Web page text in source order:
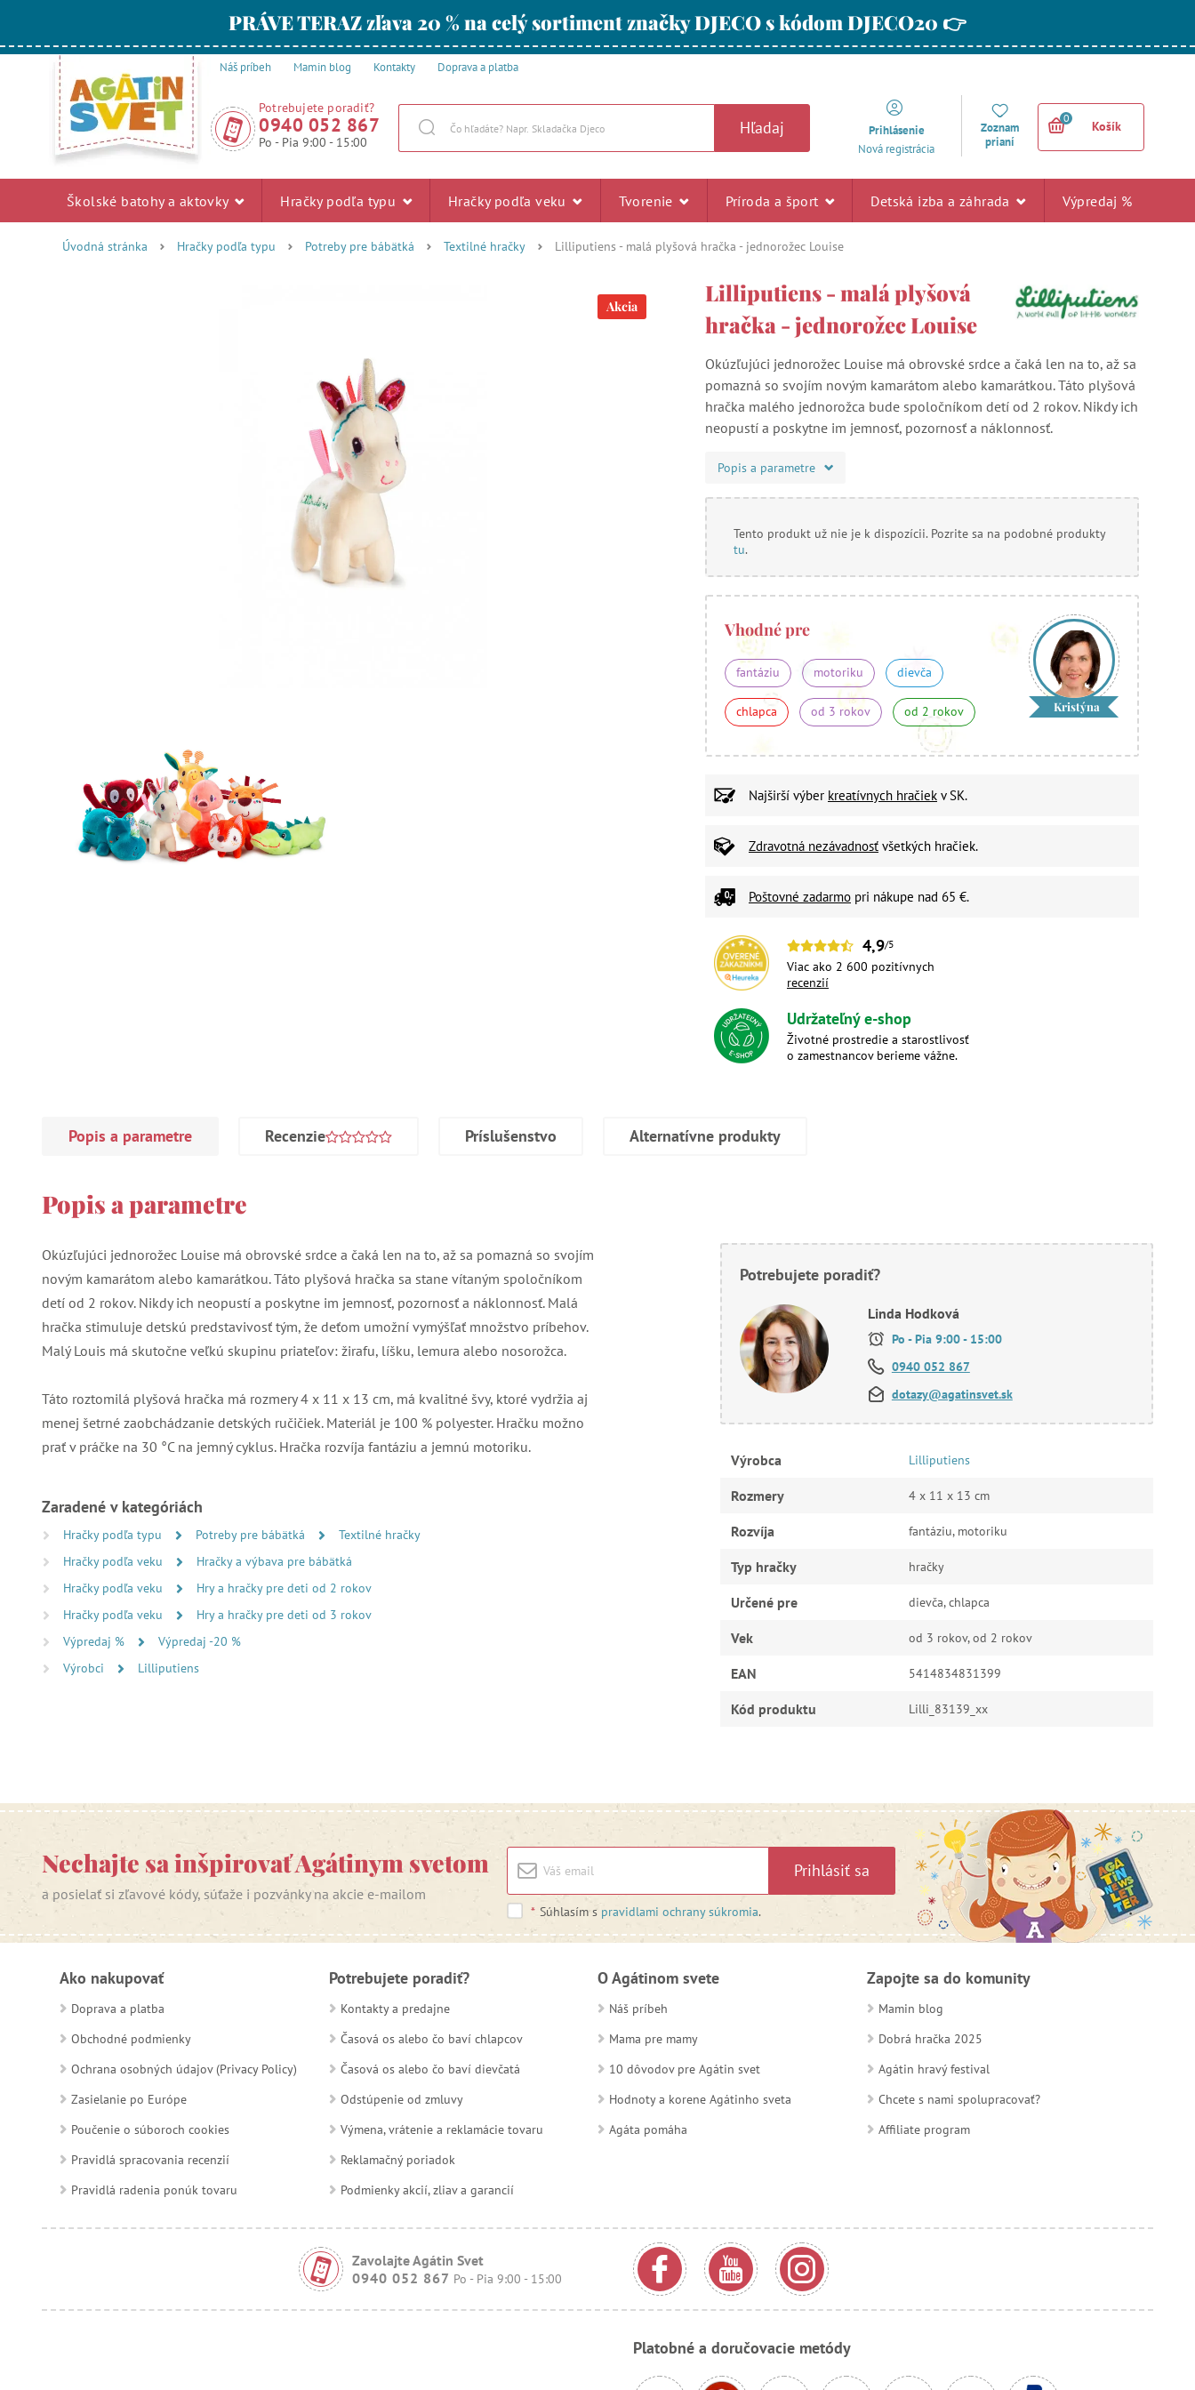
PRÁVE TERAZ zľava 20 % na celý sortiment značky DJECO s kódom DJECO20 👉
Náš príbeh Mamin blog Kontakty Doprava a platba
Potrebujete poradiť?
0940 052 867
Po - Pia 9:00 - 15:00
Hľadaj
Prihlásenie
Nová registrácia
Zoznam
prianí
0
Košík
Školské batohy a aktovky Hračky podľa typu Hračky podľa veku Tvorenie Príroda a šport Detská izba a záhrada Výpredaj %
Úvodná stránka Hračky podľa typu Potreby pre bábätká Textilné hračky Lilliputiens - malá plyšová hračka - jednorožec Louise
Akcia
Lilliputiens - malá plyšová
hračka - jednorožec Louise
Okúzľujúci jednorožec Louise má obrovské srdce a čaká len na to, až sa
pomazná so svojím novým kamarátom alebo kamarátkou. Táto plyšová
hračka malého jednorožca bude spoločníkom detí od 2 rokov. Nikdy ich
neopustí a poskytne im jemnosť, pozornosť a náklonnosť.
Popis a parametre
Tento produkt už nie je k dispozícii. Pozrite sa na podobné produkty
tu.
Vhodné pre
fantáziu motoriku dievča
chlapca od 3 rokov od 2 rokov Kristýna
Najširší výber kreatívnych hračiek v SK.
Zdravotná nezávadnosť všetkých hračiek.
Poštovné zadarmo pri nákupe nad 65 €.
4,9/5
Viac ako 2 600 pozitívnych
recenzií
Udržateľný e-shop
Životné prostredie a starostlivosť
o zamestnancov berieme vážne.
Popis a parametre Recenzie Príslušenstvo Alternatívne produkty
Popis a parametre
Okúzľujúci jednorožec Louise má obrovské srdce a čaká len na to, až sa pomazná so svojím
novým kamarátom alebo kamarátkou. Táto plyšová hračka sa stane vítaným spoločníkom
detí od 2 rokov. Nikdy ich neopustí a poskytne im jemnosť, pozornosť a náklonnosť. Malá
hračka stimuluje detskú predstavivosť tým, že deťom umožní vymýšľať množstvo príbehov.
Malý Louis má skutočne veľkú skupinu priateľov: žirafu, líšku, lemura alebo nosorožca.
Táto roztomilá plyšová hračka má rozmery 4 x 11 x 13 cm, má kvalitné švy, ktoré vydržia aj
menej šetrné zaobchádzanie detských ručičiek. Materiál je 100 % polyester. Hračku možno
prať v práčke na 30 °C na jemný cyklus. Hračka rozvíja fantáziu a jemnú motoriku.
Zaradené v kategóriách
Hračky podľa typu Potreby pre bábätká
Textilné hračky
Hračky podľa veku
Hračky a výbava pre bábätká
Hračky podľa veku
Hry a hračky pre deti od 2 rokov
Hračky podľa veku
Hry a hračky pre deti od 3 rokov
Výpredaj %
Výpredaj -20 %
Výrobci
Lilliputiens
Potrebujete poradiť?
Linda Hodková
Po - Pia 9:00 - 15:00
0940 052 867
dotazy@agatinsvet.sk
Výrobca Lilliputiens
Rozmery 4 x 11 x 13 cm
Rozvíja fantáziu, motoriku
Typ hračky hračky
Určené pre dievča, chlapca
Vek od 3 rokov, od 2 rokov
EAN 5414834831399
Kód produktu Lilli_83139_xx
Nechajte sa inšpirovať Agátinym svetom
a posielať si zľavové kódy, súťaže i pozvánky na akcie e-mailom
Prihlásiť sa
* Súhlasím s pravidlami ochrany súkromia.
Ako nakupovať
Doprava a platba
Obchodné podmienky
Ochrana osobných údajov (Privacy Policy)
Zasielanie po Európe
Poučenie o súboroch cookies
Pravidlá spracovania recenzií
Pravidlá radenia ponúk tovaru
Potrebujete poradiť?
Kontakty a predajne
Časová os alebo čo baví chlapcov
Časová os alebo čo baví dievčatá
Odstúpenie od zmluvy
Výmena, vrátenie a reklamácie tovaru
Reklamačný poriadok
Podmienky akcií, zliav a garancií
O Agátinom svete
Náš príbeh
Mama pre mamy
10 dôvodov pre Agátin svet
Hodnoty a korene Agátinho sveta
Agáta pomáha
Zapojte sa do komunity
Mamin blog
Dobrá hračka 2025
Agátin hravý festival
Chcete s nami spolupracovať?
Affiliate program
Zavolajte Agátin Svet
0940 052 867 Po - Pia 9:00 - 15:00
Platobné a doručovacie metódy